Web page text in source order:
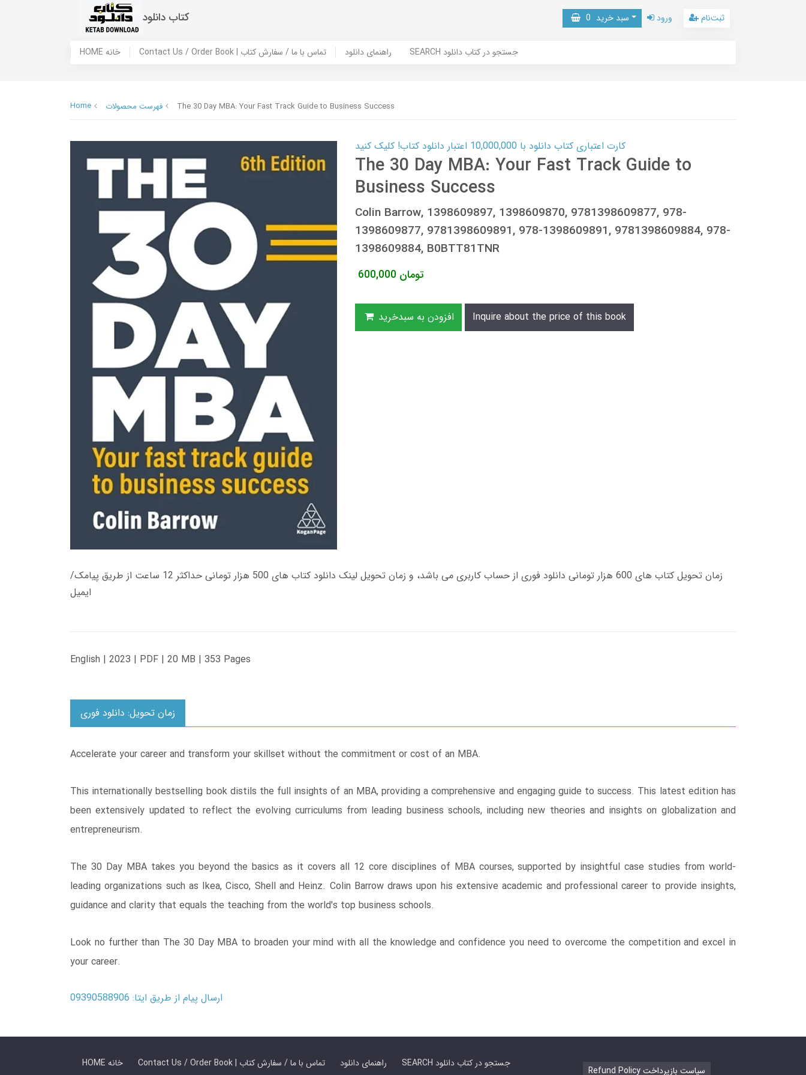
کتاب دانلود سبد خرید 0 ورود ثبت‌نام
HOME خانه Contact Us / Order Book | تماس با ما / سفارش کتاب راهنمای دانلود SEARCH جستجو در کتاب دانلود
Home فهرست محصولات The 30 Day MBA: Your Fast Track Guide to Business Success
کارت اعتباری کتاب دانلود با 10,000,000 اعتبار دانلود کتاب! کلیک کنید
The 30 Day MBA: Your Fast Track Guide to
Business Success
Colin Barrow, 1398609897, 1398609870, 9781398609877, 978-
1398609877, 9781398609891, 978-1398609891, 9781398609884, 978-
1398609884, B0BTT81TNR
600,000 تومان
افزودن به سبدخرید Inquire about the price of this book
زمان تحویل کتاب های 600 هزار تومانی دانلود فوری از حساب کاربری می باشد، و زمان تحویل لینک دانلود کتاب های 500 هزار تومانی حداکثر 12 ساعت از طریق پیامک/
ایمیل
English | 2023 | PDF | 20 MB | 353 Pages
زمان تحویل: دانلود فوری
Accelerate your career and transform your skillset without the commitment or cost of an MBA.
This internationally bestselling book distils the full insights of an MBA, providing a comprehensive and engaging guide to success. This latest edition has
been extensively updated to reflect the evolving curriculums from leading business schools, including new theories and insights on globalization and
entrepreneurism.
The 30 Day MBA takes you beyond the basics as it covers all 12 core disciplines of MBA courses, supported by insightful case studies from world-
leading organizations such as Ikea, Cisco, Shell and Heinz. Colin Barrow draws upon his extensive academic and professional career to provide insights,
guidance and clarity that equals the teaching from the world's top business schools.
Look no further than The 30 Day MBA to broaden your mind with all the knowledge and confidence you need to overcome the competition and excel in
your career.
ارسال پیام از طریق ایتا: 09390588906
HOME خانه Contact Us / Order Book | تماس با ما / سفارش کتاب راهنمای دانلود SEARCH جستجو در کتاب دانلود
Refund Policy سیاست بازپرداخت